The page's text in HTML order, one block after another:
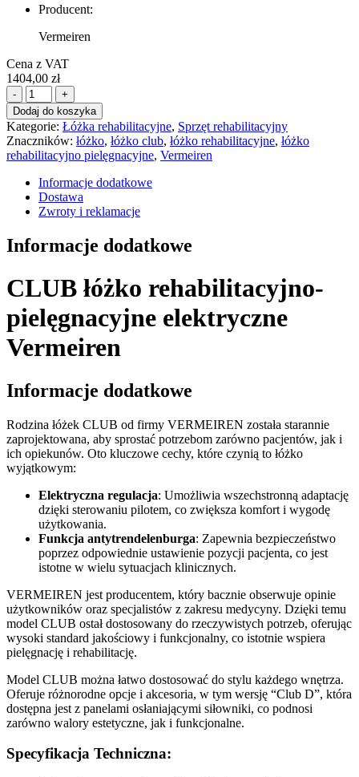
Producent:
Vermeiren
Cena z VAT
1404,00 zł
ilość
Club
łóżko
rehabilitacyjno-
pielęgnacyjne
elektryczne
Vermeiren
-
+
Dodaj do koszyka
Kategorie: Łóżka rehabilitacyjne, Sprzęt rehabilitacyjny
Znaczników: łóżko, łóżko club, łóżko rehabilitacyjne, łóżko
rehabilitacyjno pielęgnacyjne, Vermeiren
Informacje dodatkowe
Dostawa
Zwroty i reklamacje
Informacje dodatkowe
CLUB łóżko rehabilitacyjno-
pielęgnacyjne elektryczne
Vermeiren
Informacje dodatkowe
Rodzina łóżek CLUB od firmy VERMEIREN została starannie
zaprojektowana, aby sprostać potrzebom zarówno pacjentów, jak i
ich opiekunów. Oto kluczowe cechy, które czynią to łóżko
wyjątkowym:
Elektryczna regulacja: Umożliwia wszechstronną adaptację
dzięki sterowaniu pilotem, co zwiększa komfort i wygodę
użytkowania.
Funkcja antytrendelenburga: Zapewnia bezpieczeństwo
poprzez odpowiednie ustawienie pozycji pacjenta, co jest
istotne w wielu sytuacjach klinicznych.
VERMEIREN jest producentem, który bacznie obserwuje opinie
użytkowników oraz specjalistów z zakresu medycyny. Dzięki temu
model CLUB ostał dostosowany do rzeczywistych potrzeb, oferując
wysoki standard jakościowy i funkcjonalny, co istotnie wspiera
pielęgnację i rehabilitację.
Model CLUB można łatwo dostosować do stylu każdego wnętrza.
Oferuje różnorodne opcje i akcesoria, w tym wersję “Club D”, która
dostępna jest z panelami osłaniającymi siłowniki, co podnosi
zarówno walory estetyczne, jak i funkcjonalne.
Specyfikacja Techniczna: